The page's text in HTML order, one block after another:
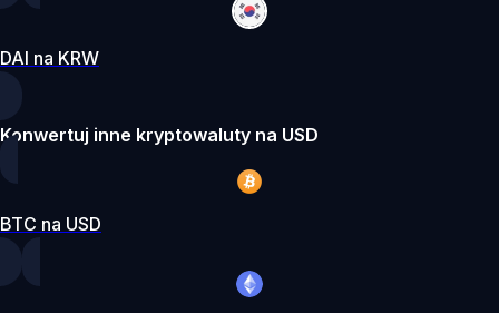
DAI na KRW
Konwertuj inne kryptowaluty na USD
BTC na USD